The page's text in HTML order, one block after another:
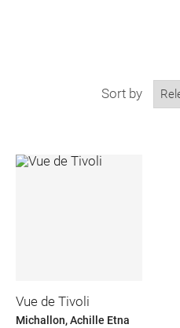
Sort by
Vue de Tivoli
Michallon, Achille Etna